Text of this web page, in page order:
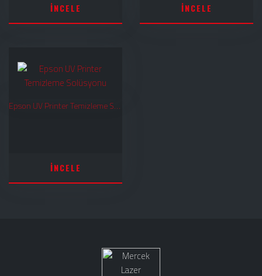
İNCELE İNCELE
Epson UV Printer Temizleme Solüsyonu
İNCELE